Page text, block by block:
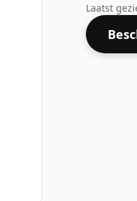
Laatst